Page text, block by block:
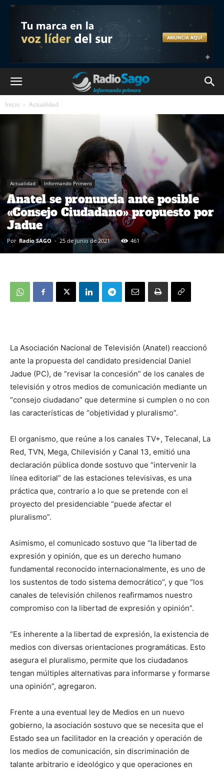
Inicio Actualidad
Actualidad Informando Primero
Anatel se pronuncia ante posible
«Consejo Ciudadano» propuesto por
Jadue
Por Radio SAGO - 25 de junio de 2021 461
La Asociación Nacional de Televisión (Anatel) reaccionó
ante la propuesta del candidato presidencial Daniel
Jadue (PC), de “revisar la concesión” de los canales de
televisión y otros medios de comunicación mediante un
“consejo ciudadano” que determine si cumplen o no con
las características de “objetividad y pluralismo”.
El organismo, que reúne a los canales TV+, Telecanal, La
Red, TVN, Mega, Chilevisión y Canal 13, emitió una
declaración pública donde sostuvo que “intervenir la
línea editorial” de las estaciones televisivas, es una
práctica que, contrario a lo que se pretende con el
proyecto del presidenciable “puede afectar el
pluralismo”.
Asimismo, el comunicado sostuvo que “la libertad de
expresión y opinión, que es un derecho humano
fundamental reconocido internacionalmente, es uno de
los sustentos de todo sistema democrático”, y que “los
canales de televisión chilenos reafirmamos nuestro
compromiso con la libertad de expresión y opinión”.
“Es inherente a la libertad de expresión, la existencia de
medios con diversas orientaciones programáticas. Esto
asegura el pluralismo, permite que los ciudadanos
tengan múltiples alternativas para informarse y formarse
una opinión”, agregaron.
Frente a una eventual ley de Medios en un nuevo
gobierno, la asociación sostuvo que se necesita que el
Estado sea un facilitador en la creación y operación de
los medios de comunicación, sin discriminación de
talante arbitrario e ideológico y que operaciones en